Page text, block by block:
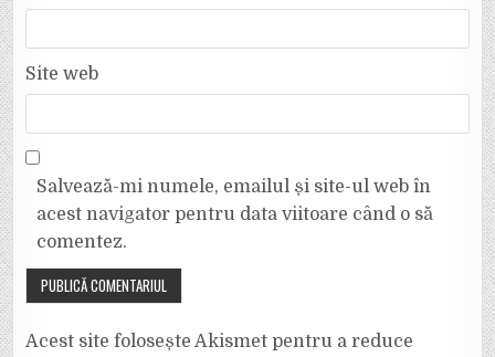
Site web
Salvează-mi numele, emailul și site-ul web în
acest navigator pentru data viitoare când o să
comentez.
Acest site folosește Akismet pentru a reduce